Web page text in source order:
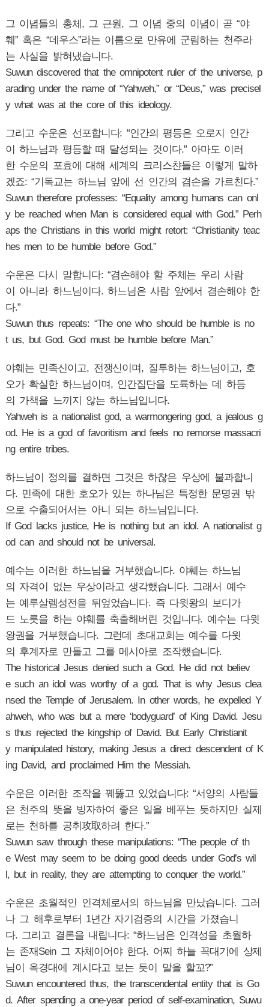
그 이념들의 총체, 그 근원, 그 이념 중의 이념이 곧 “야
훼” 혹은 “데우스”라는 이름으로 만유에 군림하는 천주라
는 사실을 밝혀냈습니다.
Suwun discovered that the omnipotent ruler of the universe, p
arading under the name of “Yahweh,” or “Deus,” was precisel
y what was at the core of this ideology.
그리고 수운은 선포합니다: “인간의 평등은 오로지 인간
이 하느님과 평등할 때 달성되는 것이다.” 아마도 이러
한 수운의 포효에 대해 세계의 크리스챤들은 이렇게 말하
겠죠: “기독교는 하느님 앞에 선 인간의 겸손을 가르친다.”
Suwun therefore professes: “Equality among humans can onl
y be reached when Man is considered equal with God.” Perh
aps the Christians in this world might retort: “Christianity teac
hes men to be humble before God.”
수운은 다시 말합니다: “겸손해야 할 주체는 우리 사람
이 아니라 하느님이다. 하느님은 사람 앞에서 겸손해야 한
다.”
Suwun thus repeats: “The one who should be humble is no
t us, but God. God must be humble before Man.”
야훼는 민족신이고, 전쟁신이며, 질투하는 하느님이고, 호
오가 확실한 하느님이며, 인간집단을 도륙하는 데 하등
의 가책을 느끼지 않는 하느님입니다.
Yahweh is a nationalist god, a warmongering god, a jealous g
od. He is a god of favoritism and feels no remorse massacri
ng entire tribes.
하느님이 정의를 결하면 그것은 하찮은 우상에 불과합니
다. 민족에 대한 호오가 있는 하나님은 특정한 문명권 밖
으로 수출되어서는 아니 되는 하느님입니다.
If God lacks justice, He is nothing but an idol. A nationalist g
od can and should not be universal.
예수는 이러한 하느님을 거부했습니다. 야훼는 하느님
의 자격이 없는 우상이라고 생각했습니다. 그래서 예수
는 예루살렘성전을 뒤엎었습니다. 즉 다윗왕의 보디가
드 노릇을 하는 야훼를 축출해버린 것입니다. 예수는 다윗
왕권을 거부했습니다. 그런데 초대교회는 예수를 다윗
의 후계자로 만들고 그를 메시아로 조작했습니다.
The historical Jesus denied such a God. He did not believ
e such an idol was worthy of a god. That is why Jesus clea
nsed the Temple of Jerusalem. In other words, he expelled Y
ahweh, who was but a mere ‘bodyguard’ of King David. Jesu
s thus rejected the kingship of David. But Early Christianit
y manipulated history, making Jesus a direct descendent of K
ing David, and proclaimed Him the Messiah.
수운은 이러한 조작을 꿰뚫고 있었습니다: “서양의 사람들
은 천주의 뜻을 빙자하여 좋은 일을 베푸는 듯하지만 실제
로는 천하를 공취攻取하려 한다.”
Suwun saw through these manipulations: “The people of th
e West may seem to be doing good deeds under God’s wil
l, but in reality, they are attempting to conquer the world.”
수운은 초월적인 인격체로서의 하느님을 만났습니다. 그러
나 그 해후로부터 1년간 자기검증의 시간을 가졌습니
다. 그리고 결론을 내립니다: “하느님은 인격성을 초월하
는 존재Sein 그 자체이어야 한다. 어찌 하늘 꼭대기에 상제
님이 옥경대에 계시다고 보는 듯이 말을 할꼬?”
Suwun encountered thus, the transcendental entity that is Go
d. After spending a one-year period of self-examination, Suwu